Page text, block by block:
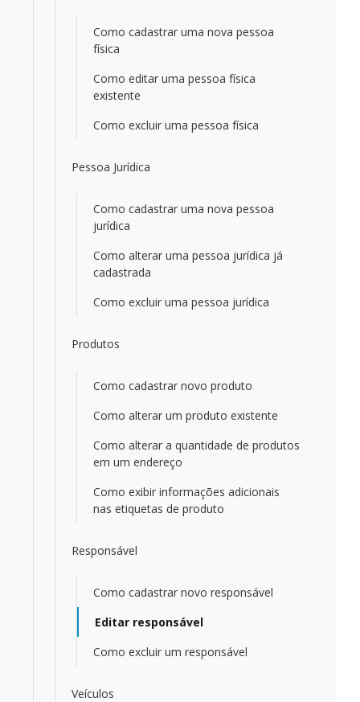
Como cadastrar uma nova pessoa
física
Como editar uma pessoa física
existente
Como excluir uma pessoa física
Pessoa Jurídica
Como cadastrar uma nova pessoa
jurídica
Como alterar uma pessoa jurídica já
cadastrada
Como excluir uma pessoa jurídica
Produtos
Como cadastrar novo produto
Como alterar um produto existente
Como alterar a quantidade de produtos
em um endereço
Como exibir informações adicionais
nas etiquetas de produto
Responsável
Como cadastrar novo responsável
Editar responsável
Como excluir um responsável
Veículos